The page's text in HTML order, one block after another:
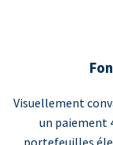
Visuellement
un paiement